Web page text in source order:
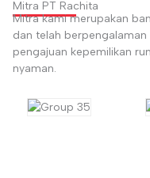
Mitra PT Rachita
Mitra kami merupakan
dan telah
pengajuan kepemilikan
nyaman.